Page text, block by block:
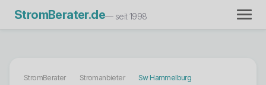
StromBerater.de— seit 1998
StromBerater Stromanbieter Sw Hammelburg